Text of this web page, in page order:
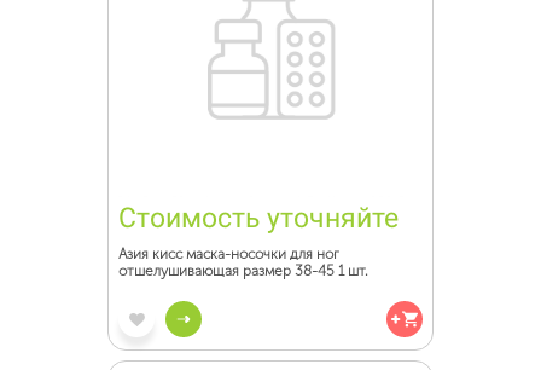
Стоимость уточняйте
Азия кисс маска-носочки для ног
отшелушивающая размер 38-45 1 шт.